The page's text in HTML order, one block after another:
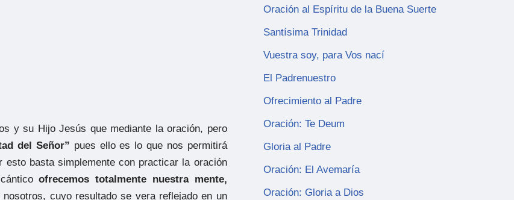
y su Hijo Jesús que mediante la oración, pero
del Señor” pues ello es lo que nos permitirá
basta simplemente con practicar la oración
ofrecemos totalmente nuestra mente,
cuyo resultado se vera reflejado en un
Oración al Espíritu de la Buena Suerte
Santísima Trinidad
Vuestra soy, para Vos nací
El Padrenuestro
Ofrecimiento al Padre
Oración: Te Deum
Gloria al Padre
Oración: El Avemaría
Oración: Gloria a Dios